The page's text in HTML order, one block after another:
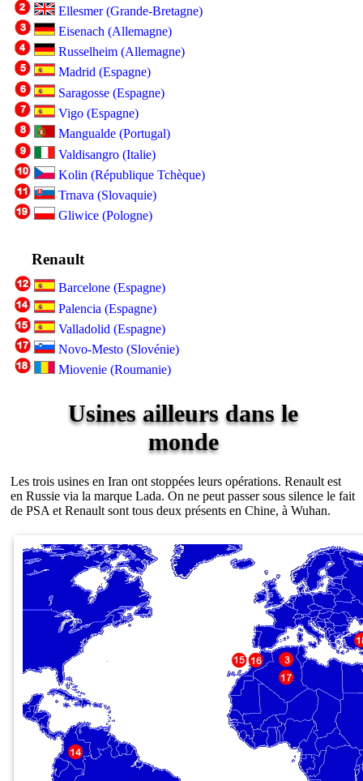
Ellesmer (Grande-Bretagne)
Eisenach (Allemagne)
Russelheim (Allemagne)
Madrid (Espagne)
Saragosse (Espagne)
Vigo (Espagne)
Mangualde (Portugal)
Valdisangro (Italie)
Kolin (République Tchèque)
Trnava (Slovaquie)
Gliwice (Pologne)
Renault
Barcelone (Espagne)
Palencia (Espagne)
Valladolid (Espagne)
Novo-Mesto (Slovénie)
Miovenie (Roumanie)
Usines ailleurs dans le
monde
Les trois usines en Iran ont stoppées leurs opérations. Renault est
en Russie via la marque Lada. On ne peut passer sous silence le fait
de PSA et Renault sont tous deux présents en Chine, à Wuhan.